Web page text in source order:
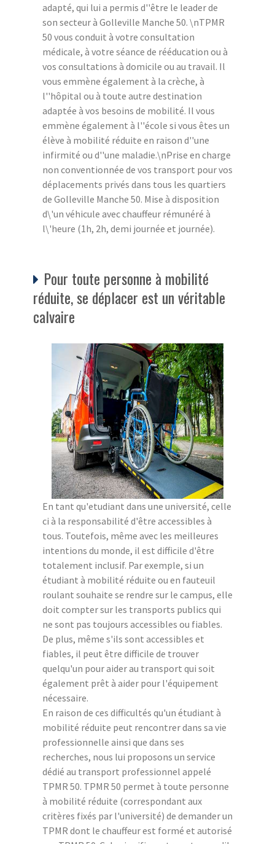
adapté, qui lui a permis d''être le leader de
son secteur à Golleville Manche 50. \nTPMR
50 vous conduit à votre consultation
médicale, à votre séance de rééducation ou à
vos consultations à domicile ou au travail. Il
vous emmène également à la crèche, à
l''hôpital ou à toute autre destination
adaptée à vos besoins de mobilité. Il vous
emmène également à l''école si vous êtes un
élève à mobilité réduite en raison d''une
infirmité ou d''une maladie.\nPrise en charge
non conventionnée de vos transport pour vos
déplacements privés dans tous les quartiers
de Golleville Manche 50. Mise à disposition
d\'un véhicule avec chauffeur rémunéré à
l\'heure (1h, 2h, demi journée et journée).
Pour toute personne à mobilité
réduite, se déplacer est un véritable
calvaire
En tant qu'etudiant dans une université, celle
ci à la responsabilité d'être accessibles à
tous. Toutefois, même avec les meilleures
intentions du monde, il est difficile d'être
totalement inclusif. Par exemple, si un
étudiant à mobilité réduite ou en fauteuil
roulant souhaite se rendre sur le campus, elle
doit compter sur les transports publics qui
ne sont pas toujours accessibles ou fiables.
De plus, même s'ils sont accessibles et
fiables, il peut être difficile de trouver
quelqu'un pour aider au transport qui soit
également prêt à aider pour l'équipement
nécessaire.
En raison de ces difficultés qu'un étudiant à
mobilité réduite peut rencontrer dans sa vie
professionnelle ainsi que dans ses
recherches, nous lui proposons un service
dédié au transport professionnel appelé
TPMR 50. TPMR 50 permet à toute personne
à mobilité réduite (correspondant aux
critères fixés par l'université) de demander un
TPMR dont le chauffeur est formé et autorisé